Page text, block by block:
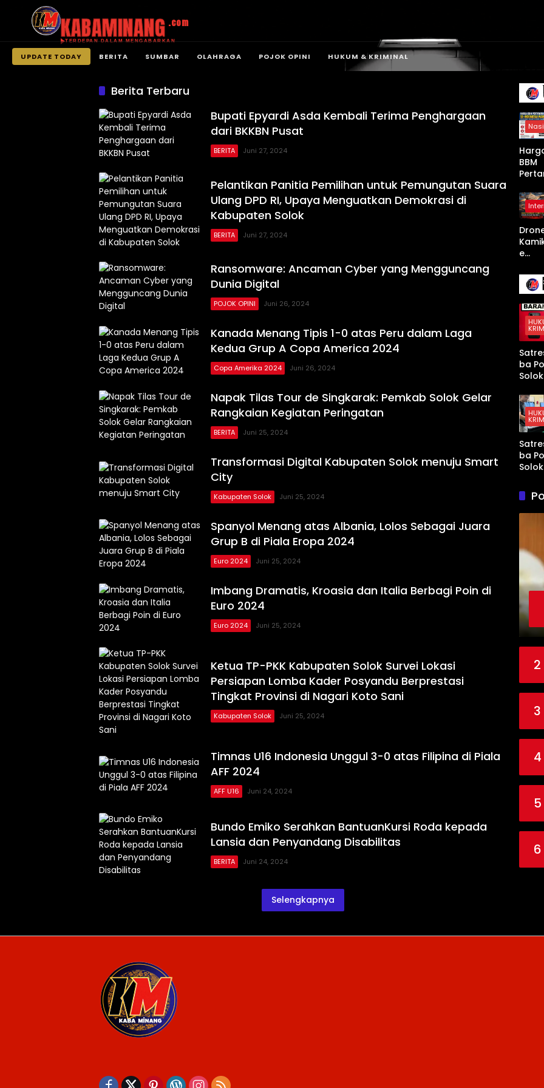
KABAMINANG .com
TERDEPAN DALAM MENGABARKAN
UPDATE TODAY BERITA SUMBAR OLAHRAGA POJOK OPINI HUKUM & KRIMINAL
Berita Terbaru
Bupati Epyardi Asda Kembali Terima Penghargaan
dari BKKBN Pusat
BERITA Juni 27, 2024
Pelantikan Panitia Pemilihan untuk Pemungutan Suara
Ulang DPD RI, Upaya Menguatkan Demokrasi di
Kabupaten Solok
BERITA Juni 27, 2024
Ransomware: Ancaman Cyber yang Mengguncang
Dunia Digital
POJOK OPINI Juni 26, 2024
Kabaminang
Kanada Menang Tipis 1-0 atas Peru dalam Laga
Kedua Grup A Copa America 2024
Copa Amerika 2024 Juni 26, 2024
Napak Tilas Tour de Singkarak: Pemkab Solok Gelar
Rangkaian Kegiatan Peringatan
BERITA Juni 25, 2024
Transformasi Digital Kabupaten Solok menuju Smart
City
Kabupaten Solok Juni 25, 2024
Spanyol Menang atas Albania, Lolos Sebagai Juara
Grup B di Piala Eropa 2024
Euro 2024 Juni 25, 2024
Imbang Dramatis, Kroasia dan Italia Berbagi Poin di
Euro 2024
Euro 2024 Juni 25, 2024
Ketua TP-PKK Kabupaten Solok Survei Lokasi
Persiapan Lomba Kader Posyandu Berprestasi
Tingkat Provinsi di Nagari Koto Sani
Kabupaten Solok Juni 25, 2024
Timnas U16 Indonesia Unggul 3-0 atas Filipina di Piala
AFF 2024
AFF U16 Juni 24, 2024
Bundo Emiko Serahkan BantuanKursi Roda kepada
Lansia dan Penyandang Disabilitas
BERITA Juni 24, 2024
Selengkapnya
BBM
a
Mulai
April
2026,
Non-
e
136
yang
t AS
an di
Teluk
Arab
ba
Solok
Sopir
di
ba
Solok
2
3
4
5
6